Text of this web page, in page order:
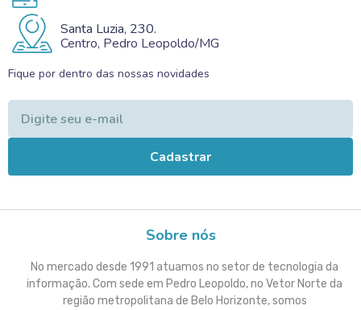
Santa Luzia, 230.
Centro, Pedro Leopoldo/MG
Fique por dentro das nossas novidades
Cadastrar
Sobre nós
No mercado desde 1991 atuamos no setor de tecnologia da
informação. Com sede em Pedro Leopoldo, no Vetor Norte da
região metropolitana de Belo Horizonte, somos